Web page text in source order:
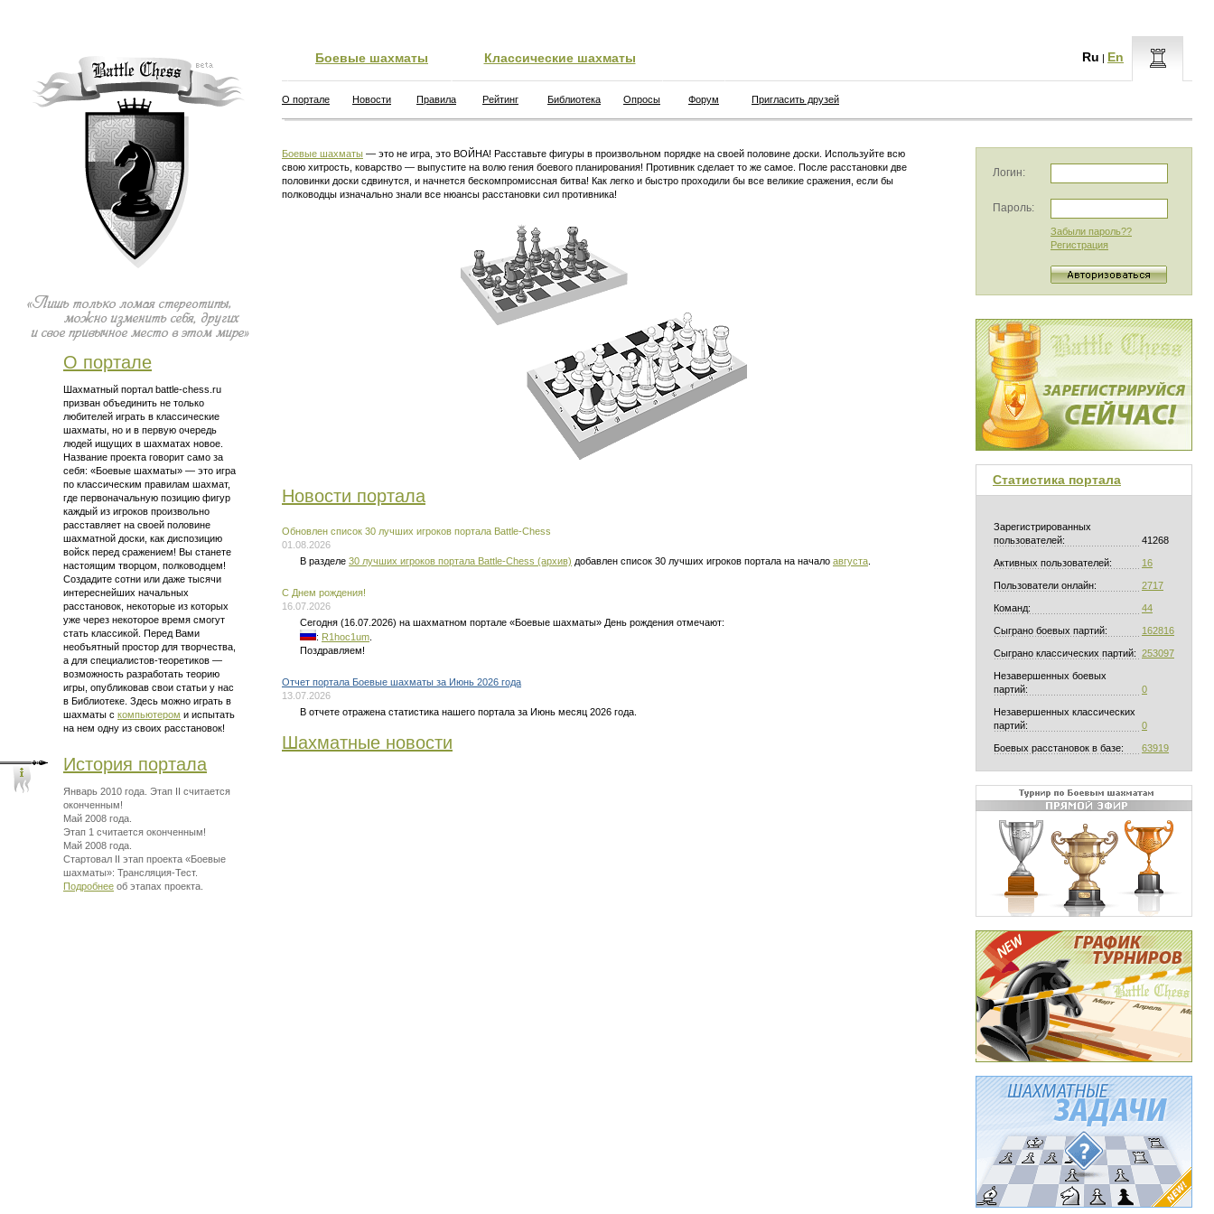
О портале
Шахматный портал battle-chess.ru
призван объединить не только
любителей играть в классические
шахматы, но и в первую очередь
людей ищущих в шахматах новое.
Название проекта говорит само за
себя: «Боевые шахматы» — это игра
по классическим правилам шахмат,
где первоначальную позицию фигур
каждый из игроков произвольно
расставляет на своей половине
шахматной доски, как диспозицию
войск перед сражением! Вы станете
настоящим творцом, полководцем!
Создадите сотни или даже тысячи
интереснейших начальных
расстановок, некоторые из которых
уже через некоторое время смогут
стать классикой. Перед Вами
необъятный простор для творчества,
а для специалистов-теоретиков —
возможность разработать теорию
игры, опубликовав свои статьи у нас
в Библиотеке. Здесь можно играть в
шахматы с компьютером и испытать
на нем одну из своих расстановок!
История портала
Январь 2010 года. Этап II считается
оконченным!
Май 2008 года.
Этап 1 считается оконченным!
Май 2008 года.
Стартовал II этап проекта «Боевые
шахматы»: Трансляция-Тест.
Подробнее об этапах проекта.
Боевые шахматы Классические шахматы Ru | En
О портале Новости Правила Рейтинг Библиотека Опросы Форум Пригласить друзей
Боевые шахматы — это не игра, это ВОЙНА! Расставьте фигуры в произвольном порядке на своей половине доски. Используйте всю
свою хитрость, коварство — выпустите на волю гения боевого планирования! Противник сделает то же самое. После расстановки две
половинки доски сдвинутся, и начнется бескомпромиссная битва! Как легко и быстро проходили бы все великие сражения, если бы
полководцы изначально знали все нюансы расстановки сил противника!
Новости портала
Обновлен список 30 лучших игроков портала Battle-Chess
01.08.2026
В разделе 30 лучших игроков портала Battle-Chess (архив) добавлен список 30 лучших игроков портала на начало августа
C Днем рождения!
16.07.2026
Сегодня (16.07.2026) на шахматном портале «Боевые шахматы» День рождения отмечают:
: R1hoc1um
Поздравляем!
Отчет портала Боевые шахматы за Июнь 2026 года
13.07.2026
В отчете отражена статистика нашего портала за Июнь месяц 2026 года.
Шахматные новости
Логин:
Пароль:
Забыли пароль??
Регистрация
Статистика портала
Зарегистрированных
пользователей:
41268
Активных пользователей: 16
Пользователи онлайн: 2717
Команд: 44
Сыграно боевых партий: 162816
Сыграно классических партий: 253097
Незавершенных боевых
партий:
0
Незавершенных классических
партий:
0
Боевых расстановок в базе: 63919